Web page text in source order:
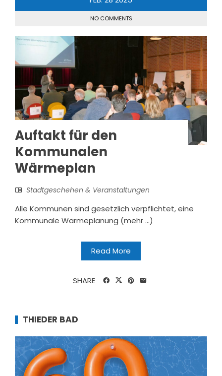
NO COMMENTS
Auftakt für den
Kommunalen
Wärmeplan
Stadtgeschehen & Veranstaltungen
Alle Kommunen sind gesetzlich verpflichtet, eine
Kommunale Wärmeplanung (mehr …)
Read More
SHARE
THIEDER BAD